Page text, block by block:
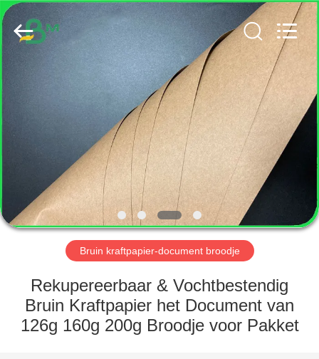
HUIS
PRODUCTEN
ONGEVEER
ONS
FABRIEKSREIS
KWALITEITSCONTROLE
CONTACTEER
GUANGZHOU
BMPAPER
CO.,
LTD..
Rights
Bruin kraftpapier-document broodje
Rekupereerbaar & Vochtbestendig
Bruin Kraftpapier het Document van
126g 160g 200g Broodje voor Pakket